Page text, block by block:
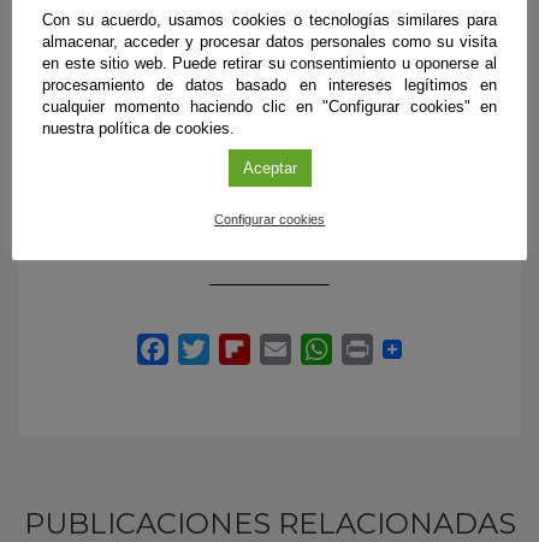
formación. Las universidades europeas participantes en
este proyecto son la Universidad de Maastricht (Holanda),
la Universidad de Ciencias Aplicadas de Esslingen
(Alemania) y la Universidad de Plymouth (Reino Unido),
junto con la institución jiennense. Por parte de la UJA
participan en el Proyecto NurSus los investigadores Isabel
María López-Medina, Gema Parra, Manuel Linares y María
Álvarez, coordinadora principal del proyecto en España.
PUBLICACIONES RELACIONADAS
Con su acuerdo, usamos cookies o tecnologías similares para
almacenar, acceder y procesar datos personales como su visita
en este sitio web. Puede retirar su consentimiento u oponerse al
procesamiento de datos basado en intereses legítimos en
cualquier momento haciendo clic en "Configurar cookies" en
nuestra política de cookies.
Aceptar
Configurar cookies